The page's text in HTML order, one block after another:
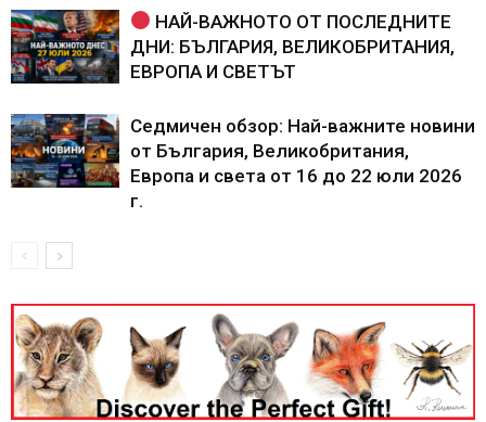
НАЙ-ВАЖНОТО ОТ ПОСЛЕДНИТЕ
ДНИ: БЪЛГАРИЯ, ВЕЛИКОБРИТАНИЯ,
ЕВРОПА И СВЕТЪТ
Седмичен обзор: Най-важните новини
от България, Великобритания,
Европа и света от 16 до 22 юли 2026
г.